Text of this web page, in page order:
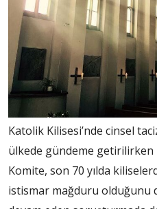
Katolik Kilisesi’nde cinsel
ülkede gündeme getirilirken
Komite, son 70 yılda
istismar mağduru olduğunu